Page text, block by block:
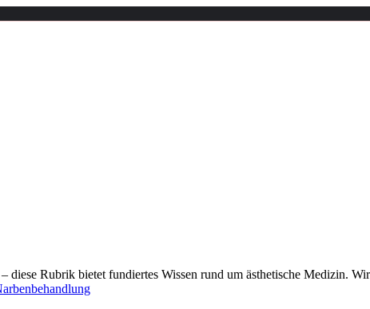
diese Rubrik bietet fundiertes Wissen rund um ästhetische Medizin.